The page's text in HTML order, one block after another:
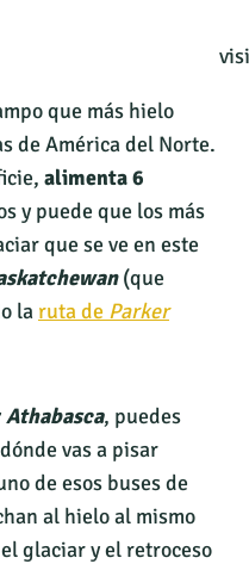
que más hielo
de América del Norte.
alimenta 6
y puede que los más
que se ve en este
(que
la ruta de Parker
Athabasca, puedes
vas a pisar
de esos buses de
al hielo al mismo
glaciar y el retroceso